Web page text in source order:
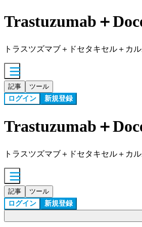
Trastuzumab＋
トラスツズマブ＋ドセタキセル＋カ
記事 ツール
ログイン 新規登録
Trastuzumab＋
トラスツズマブ＋ドセタキセル＋カ
記事 ツール
ログイン 新規登録